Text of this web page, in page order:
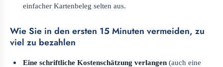
einfacher Kartenbeleg selten aus.
Wie Sie in den ersten 15 Minuten vermeiden, zu
viel zu bezahlen
Eine schriftliche Kostenschätzung verlangen (auch eine